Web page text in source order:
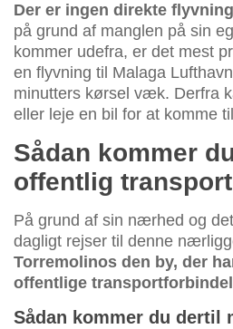
Der er ingen direkte
på grund af manglen på sin
kommer udefra, er det mest
en flyvning til Malaga
minutters kørsel væk. Derfra
eller leje en bil for at komme
Sådan kommer
offentlig transport
På grund af sin nærhed og
dagligt rejser til denne
Torremolinos den by, der
offentlige
Sådan kommer du dertil